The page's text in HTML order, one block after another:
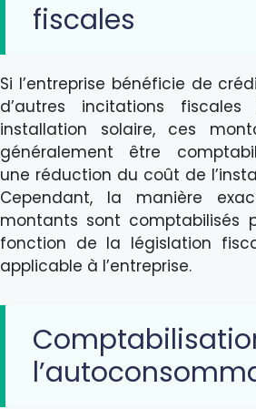
fiscales
Si l’entreprise bénéficie de
d’autres incitations
installation solaire, ces
généralement être
une réduction du coût de
Cependant, la manière
montants sont comptabilisés
fonction de la législation
applicable à l’entreprise.